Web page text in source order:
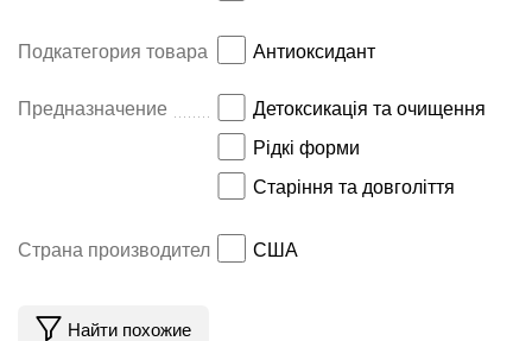
Подкатегория товара Антиоксидант
Предназначение
Детоксикація та очищення
Рідкі форми
Старіння та довголіття
Страна производитель США
Найти похожие